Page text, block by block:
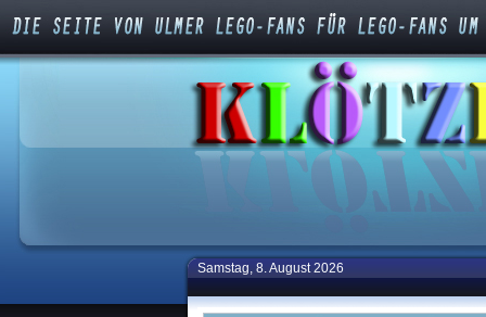
Samstag, 8. August 2026